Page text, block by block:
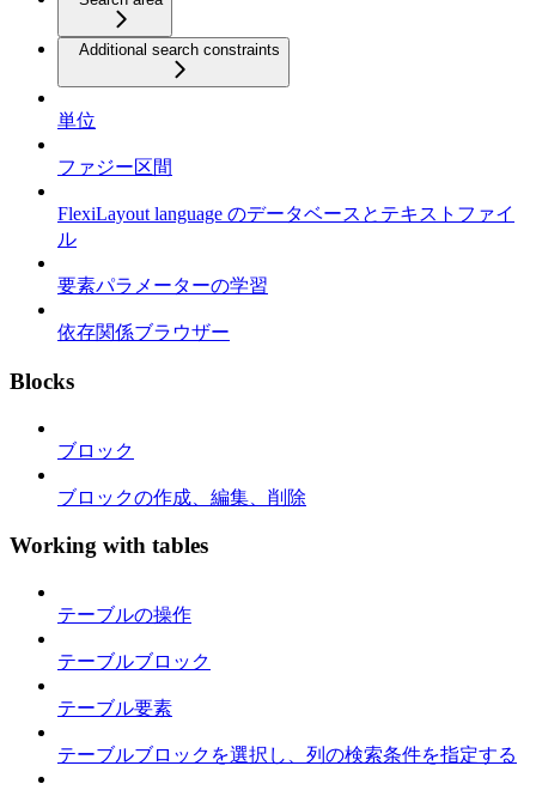
Additional search constraints
単位
ファジー区間
FlexiLayout language のデータベースとテキストファイ
ル
要素パラメーターの学習
依存関係ブラウザー
Blocks
ブロック
ブロックの作成、編集、削除
Working with tables
テーブルの操作
テーブルブロック
テーブル要素
テーブルブロックを選択し、列の検索条件を指定する